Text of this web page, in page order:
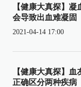
【健康大真探】
会导致出血难凝固
2021-04-14 17:00
【健康大真探】
正确区分两种疾病